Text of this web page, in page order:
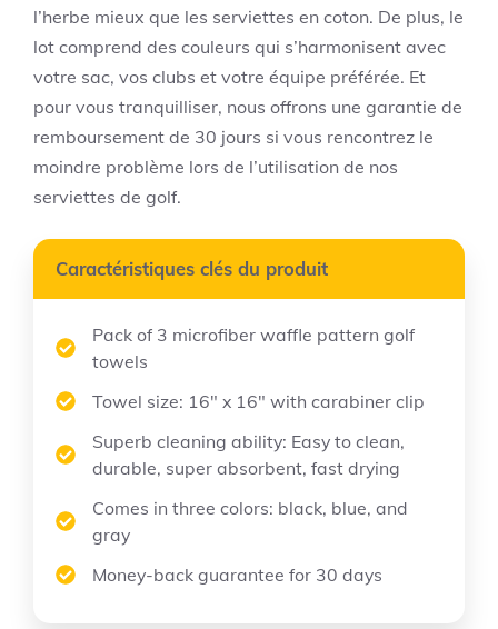
l’herbe mieux que les serviettes en coton. De plus, le
lot comprend des couleurs qui s’harmonisent avec
votre sac, vos clubs et votre équipe préférée. Et
pour vous tranquilliser, nous offrons une garantie de
remboursement de 30 jours si vous rencontrez le
moindre problème lors de l’utilisation de nos
serviettes de golf.
Caractéristiques clés du produit
Pack of 3 microfiber waffle pattern golf
towels
Towel size: 16″ x 16″ with carabiner clip
Superb cleaning ability: Easy to clean,
durable, super absorbent, fast drying
Comes in three colors: black, blue, and
gray
Money-back guarantee for 30 days